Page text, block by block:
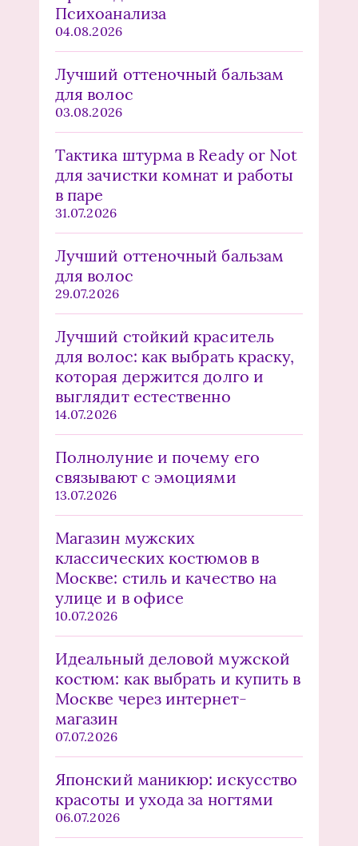
Психоанализа
04.08.2026
Лучший оттеночный бальзам
для волос
03.08.2026
Тактика штурма в Ready or Not
для зачистки комнат и работы
в паре
31.07.2026
Лучший оттеночный бальзам
для волос
29.07.2026
Лучший стойкий краситель
для волос: как выбрать краску,
которая держится долго и
выглядит естественно
14.07.2026
Полнолуние и почему его
связывают с эмоциями
13.07.2026
Магазин мужских
классических костюмов в
Москве: стиль и качество на
улице и в офисе
10.07.2026
Идеальный деловой мужской
костюм: как выбрать и купить в
Москве через интернет-
магазин
07.07.2026
Японский маникюр: искусство
красоты и ухода за ногтями
06.07.2026